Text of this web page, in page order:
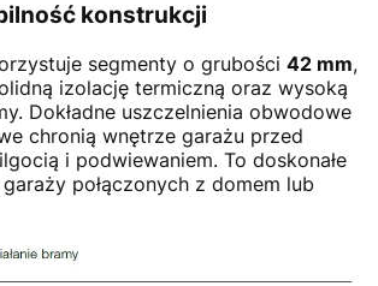
konstrukcji
segmenty o grubości 42 mm,
izolację termiczną oraz wysoką
Dokładne uszczelnienia obwodowe
chronią wnętrze garażu przed
i podwiewaniem. To doskonałe
połączonych z domem lub